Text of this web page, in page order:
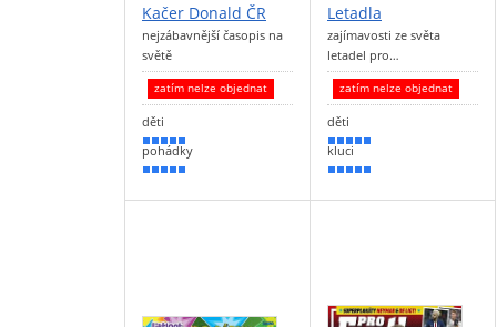
Kačer Donald ČR
nejzábavnější časopis na
světě
zatím nelze objednat
děti
100 %
pohádky
100 %
Letadla
zajímavosti ze světa
letadel pro…
zatím nelze objednat
děti
100 %
kluci
100 %